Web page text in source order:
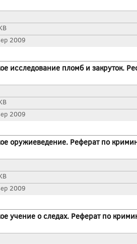
2009
исследование пломб и закруток.
2009
оружиеведение. Реферат по
2009
учение о следах. Реферат по